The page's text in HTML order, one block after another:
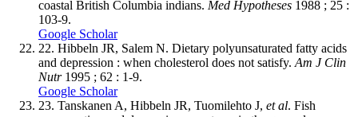
coastal British Columbia indians. Med Hypotheses 1988 ; 25 :
103-9.
Google Scholar
22. Hibbeln JR, Salem N. Dietary polyunsaturated fatty acids
and depression : when cholesterol does not satisfy. Am J Clin
Nutr1995 ; 62 : 1-9.
Google Scholar
23. Tanskanen A, Hibbeln JR, Tuomilehto J, et al. Fish